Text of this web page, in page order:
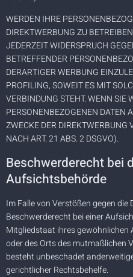
WERDEN IHRE
DIREKTWERBUNG ZU
JEDERZEIT WIDERSPRUCH
BETREFFENDER
DERARTIGER WERBUNG
PROFILING, SOWEIT ES MIT
VERBINDUNG STEHT. WENN SIE
PERSONENBEZOGENEN DATEN
ZWECKE DER DIREKTWERBUNG
NACH ART. 21 ABS. 2 DSGVO).
Beschwerde­recht bei
Aufsichts­behörde
Im Falle von Verstößen gegen die
Beschwerderecht bei einer
Mitgliedstaat ihres
oder des Orts des mutmaßlichen
besteht unbeschadet
gerichtlicher Rechtsbehelfe.